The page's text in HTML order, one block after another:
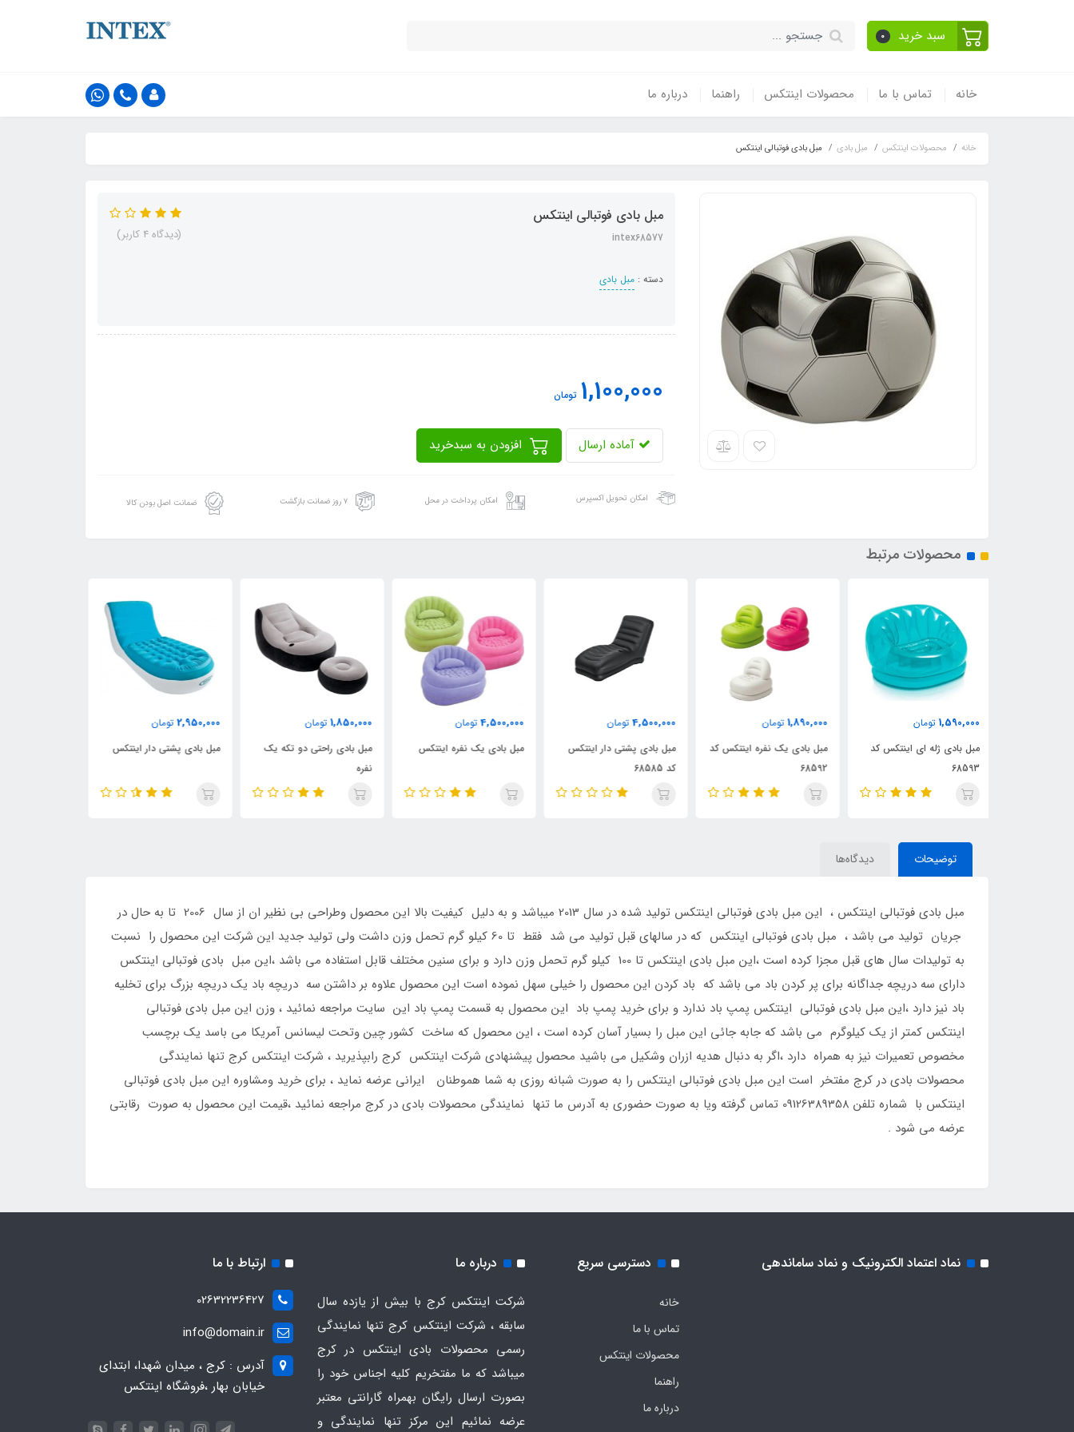
سبد خرید 0
خانه تماس با ما محصولات اینتکس راهنما درباره ما
خانه محصولات اینتکس مبل بادی مبل بادی فوتبالی اینتکس
مبل بادی فوتبالی اینتکس
intex68577
دسته : مبل بادی
(دیدگاه 4 کاربر)
1,100,000 تومان
آماده ارسال
امکان تحویل اکسپرس امکان پرداخت در محل ۷ روز ضمانت بازگشت ضمانت اصل بودن کالا
محصولات مرتبط
1,890,000 تومان
مبل بادی یک نفره اینتکس کد
68592
4,500,000 تومان
مبل بادی پشتی دار اینتکس
کد 68585
4,500,000 تومان
مبل بادی یک نفره اینتکس
1,850,000 تومان
مبل بادی راحتی دو تکه یک
2,950,000 تومان
مبل بادی پشتی دار اینتکس
1,800,000 تومان
مبل بادی طرح گلدار
توضیحات دیدگاه‌ها
مبل بادی فوتبالی اینتکس ، این مبل بادی فوتبالی اینتکس تولید شده در سال 2013 میباشد و به دلیل کیفیت بالا این محصول وطراحی بی نظیر ان از سال 2006 تا به حال در
جریان تولید می باشد ، مبل بادی فوتبالی اینتکس که در سالهای قبل تولید می شد فقط تا 60 کیلو گرم تحمل وزن داشت ولی تولید جدید این شرکت این محصول را نسبت
به تولیدات سال های قبل مجزا کرده است ،این مبل بادی اینتکس تا 100 کیلو گرم تحمل وزن دارد و برای سنین مختلف قابل استفاده می باشد ،این مبل بادی فوتبالی اینتکس
دارای سه دریچه جداگانه برای پر کردن باد می باشد که باد کردن این محصول را خیلی سهل نموده است این محصول علاوه بر داشتن سه دریچه باد یک دریچه بزرگ برای تخلیه
باد نیز دارد ،این مبل بادی فوتبالی اینتکس پمپ باد ندارد و برای خرید پمپ باد این محصول به قسمت پمپ باد این سایت مراجعه نمائید ، وزن این مبل بادی فوتبالی
اینتکس کمتر از یک کیلوگرم می باشد که جابه جائی این مبل را بسیار آسان کرده است ، این محصول که ساخت کشور چین وتحت لیسانس آمریکا می باسد یک برچسب
مخصوص تعمیرات نیز به همراه دارد ،اگر به دنبال هدیه ازران وشکیل می باشید محصول پیشنهادی شرکت اینتکس کرج رابپذیرید ، شرکت اینتکس کرج تنها نمایندگی
محصولات بادی در کرج مفتخر است این مبل بادی فوتبالی اینتکس را به صورت شبانه روزی به شما هموطنان ایرانی عرضه نماید ، برای خرید ومشاوره این مبل بادی فوتبالی
اینتکس با شماره تلفن 09126389358 تماس گرفته ویا به صورت حضوری به آدرس ما تنها نمایندگی محصولات بادی در کرج مراجعه نمائید ،قیمت این محصول به صورت رقابتی
عرضه می شود .
نماد اعتماد الکترونیک و نماد ساماندهی دسترسی سریع
خانه
تماس با ما
محصولات اینتکس
راهنما
درباره ما
درباره ما
شرکت اینتکس کرج با بیش از یازده سال
سابقه ، شرکت اینتکس کرج تنها نمایندگی
رسمی محصولات بادی اینتکس در کرج
میباشد که ما مفتخریم کلیه اجناس خود را
بصورت ارسال رایگان بهمراه گارانتی معتبر
عرضه نمائیم این مرکز تنها نمایندگی و
ارتباط با ما
02632236427
info@domain.ir
آدرس : کرج ، میدان شهدا، ابتدای
خیابان بهار ،فروشگاه اینتکس